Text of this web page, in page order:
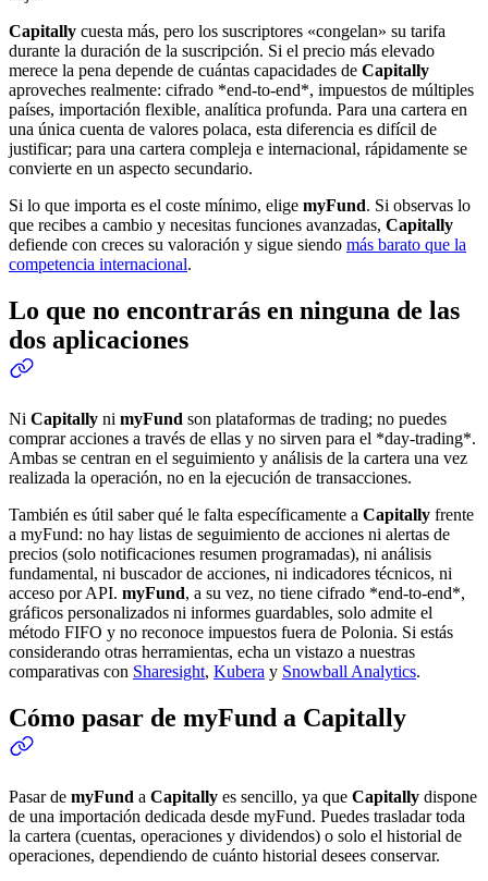
Capitally cuesta más, pero los suscriptores «congelan» su tarifa
durante la duración de la suscripción. Si el precio más elevado
merece la pena depende de cuántas capacidades de Capitally
aproveches realmente: cifrado *end-to-end*, impuestos de múltiples
países, importación flexible, analítica profunda. Para una cartera en
una única cuenta de valores polaca, esta diferencia es difícil de
justificar; para una cartera compleja e internacional, rápidamente se
convierte en un aspecto secundario.
Si lo que importa es el coste mínimo, elige myFund. Si observas lo
que recibes a cambio y necesitas funciones avanzadas, Capitally
defiende con creces su valoración y sigue siendo más barato que la
competencia internacional.
Lo que no encontrarás en ninguna de las
dos aplicaciones
Ni Capitally ni myFund son plataformas de trading; no puedes
comprar acciones a través de ellas y no sirven para el *day-trading*.
Ambas se centran en el seguimiento y análisis de la cartera una vez
realizada la operación, no en la ejecución de transacciones.
También es útil saber qué le falta específicamente a Capitally frente
a myFund: no hay listas de seguimiento de acciones ni alertas de
precios (solo notificaciones resumen programadas), ni análisis
fundamental, ni buscador de acciones, ni indicadores técnicos, ni
acceso por API. myFund, a su vez, no tiene cifrado *end-to-end*,
gráficos personalizados ni informes guardables, solo admite el
método FIFO y no reconoce impuestos fuera de Polonia. Si estás
considerando otras herramientas, echa un vistazo a nuestras
comparativas con Sharesight, Kubera y Snowball Analytics.
Cómo pasar de myFund a Capitally
Pasar de myFund a Capitally es sencillo, ya que Capitally dispone
de una importación dedicada desde myFund. Puedes trasladar toda
la cartera (cuentas, operaciones y dividendos) o solo el historial de
operaciones, dependiendo de cuánto historial desees conservar.